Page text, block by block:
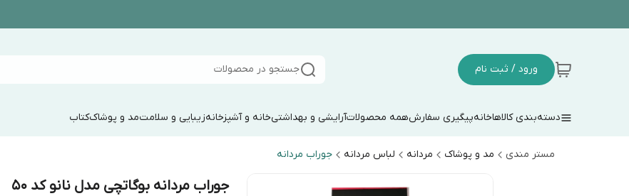
ورود / ثبت نام جستجو در محصولات
دسته‌بندی کالاهاخانهپیگیری سفارشهمه محصولاتآرایشی و بهداشتیخانه و آشپزخانهزیبایی و سلامتمد و پوشاککتاب
مستر مندی مد و پوشاک مردانه لباس مردانه جوراب مردانه
جوراب مردانه بوگاتچی مدل نانو کد 50